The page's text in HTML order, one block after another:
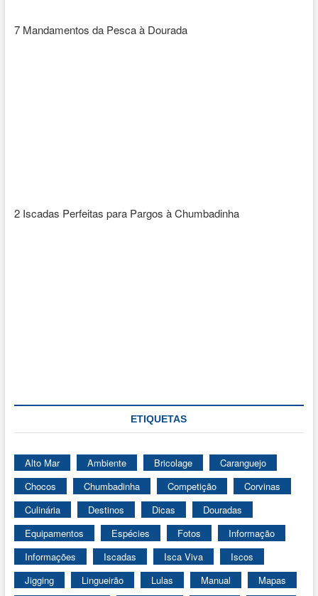
7 Mandamentos da Pesca à Dourada
2 Iscadas Perfeitas para Pargos à Chumbadinha
ETIQUETAS
Alto Mar Ambiente Bricolage
Caranguejo
Chocos
Chumbadinha Competição
Corvinas
Culinária
Destinos Dicas
Douradas
Equipamentos
Espécies Fotos
Informação
Informações
Iscadas Isca Viva
Iscos
Jigging
Lingueirão Lulas Manual
Mapas